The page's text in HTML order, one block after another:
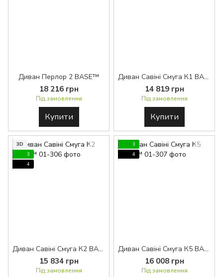
Диван Перлор 2 BASE™
18 216 грн
Під замовлення
Купити
Диван Савіні Смуга К1 BASE™
14 819 грн
Під замовлення
Купити
3D
3
4
Диван Савіні Смуга К2 BASE™
15 834 грн
Під замовлення
3
4
Диван Савіні Смуга К5 BASE™
16 008 грн
Під замовлення